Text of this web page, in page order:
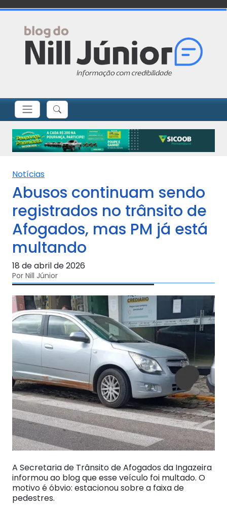
Notícias
Abusos continuam sendo
registrados no trânsito de
Afogados, mas PM já está
multando
18 de abril de 2026
Por Nill Júnior
A Secretaria de Trânsito de Afogados da Ingazeira
informou ao blog que esse veículo foi multado. O
motivo é óbvio: estacionou sobre a faixa de
pedestres.